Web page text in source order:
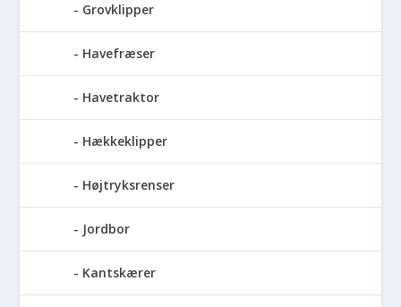
Grovklipper
Havefræser
Havetraktor
Hækkeklipper
Højtryksrenser
Jordbor
Kantskærer